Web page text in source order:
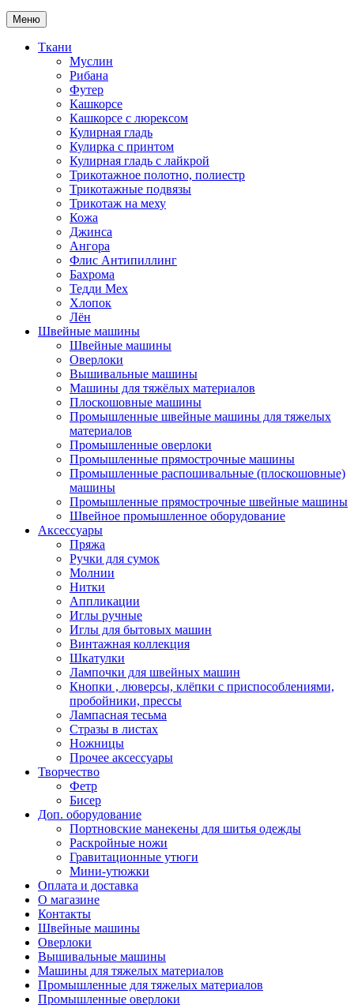
Меню
Ткани
Муслин
Рибана
Футер
Кашкорсе
Кашкорсе с люрексом
Кулирная гладь
Кулирка с принтом
Кулирная гладь с лайкрой
Трикотажное полотно, полиестр
Трикотажные подвязы
Трикотаж на меху
Кожа
Джинса
Ангора
Флис Антипиллинг
Бахрома
Тедди Мех
Хлопок
Лён
Швейные машины
Швейные машины
Оверлоки
Вышивальные машины
Машины для тяжёлых материалов
Плоскошовные машины
Промышленные швейные машины для тяжелых
материалов
Промышленные оверлоки
Промышленные прямострочные машины
Промышленные распошивальные (плоскошовные)
машины
Промышленные прямострочные швейные машины
Швейное промышленное оборудование
Аксессуары
Пряжа
Ручки для сумок
Молнии
Нитки
Аппликации
Иглы ручные
Иглы для бытовых машин
Винтажная коллекция
Шкатулки
Лампочки для швейных машин
Кнопки , люверсы, клёпки с приспособлениями,
пробойники, прессы
Лампасная тесьма
Стразы в листах
Ножницы
Прочее аксессуары
Творчество
Фетр
Бисер
Доп. оборудование
Портновские манекены для шитья одежды
Раскройные ножи
Гравитационные утюги
Мини-утюжки
Оплата и доставка
О магазине
Контакты
Швейные машины
Оверлоки
Вышивальные машины
Машины для тяжелых материалов
Промышленные для тяжелых материалов
Промышленные оверлоки